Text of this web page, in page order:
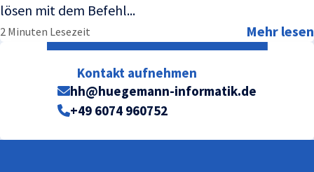
lösen mit dem Befehl...
2 Minuten Lesezeit Mehr lesen
Kontakt aufnehmen
hh@huegemann-informatik.de
+49 6074 960752